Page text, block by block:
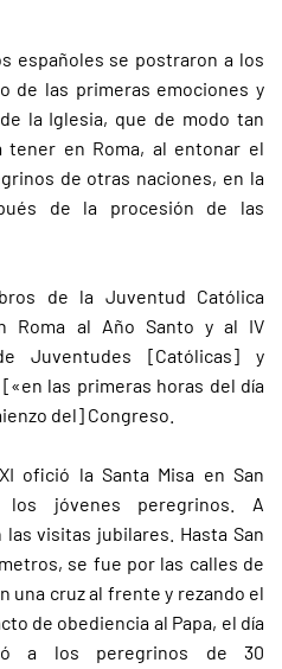
españoles se postraron a los
de las primeras emociones y
la Iglesia, que de modo tan
tener en Roma, al entonar el
de otras naciones, en la
de la procesión de las
de la Juventud Católica
Roma al Año Santo y al IV
Juventudes [Católicas] y
las primeras horas del día
del] Congreso.
ofició la Santa Misa en San
los jóvenes peregrinos. A
visitas jubilares. Hasta San
se fue por las calles de
una cruz al frente y rezando el
de obediencia al Papa, el día
a los peregrinos de 30